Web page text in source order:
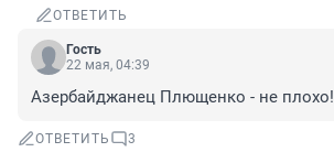
ОТВЕТИТЬ
Гость
22 мая, 04:39
Азербайджанец Плющенко - не плохо!
ОТВЕТИТЬ 3